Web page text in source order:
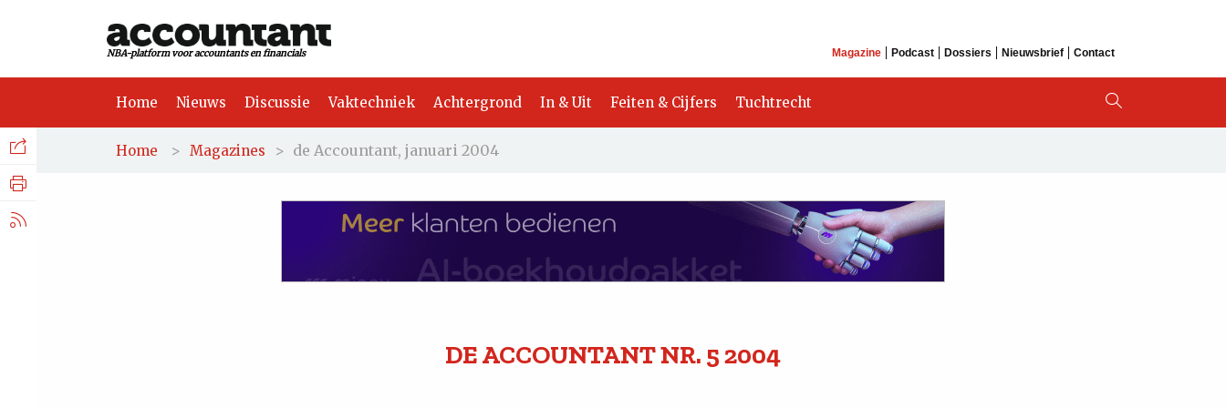
NBA-platform voor accountants en financials Magazine Podcast Dossiers Nieuwsbrief Contact
Home Nieuws Discussie Vaktechniek Achtergrond In & Uit Feiten & Cijfers Tuchtrecht
Home > Magazines > de Accountant, januari 2004
DE ACCOUNTANTNR. 52004
Facebook
Nieuws